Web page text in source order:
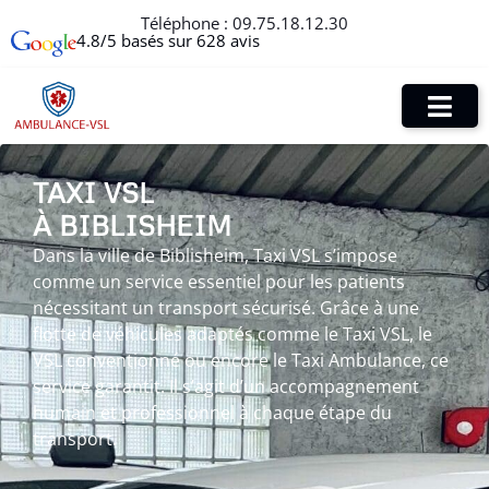
Téléphone : 09.75.18.12.30
4.8/5 basés sur 628 avis
TAXI VSL
À BIBLISHEIM
Dans la ville de Biblisheim, Taxi VSL s’impose
comme un service essentiel pour les patients
nécessitant un transport sécurisé. Grâce à une
flotte de véhicules adaptés comme le Taxi VSL, le
VSL conventionné ou encore le Taxi Ambulance, ce
service garantit. Il s’agit d’un accompagnement
humain et professionnel à chaque étape du
transport.